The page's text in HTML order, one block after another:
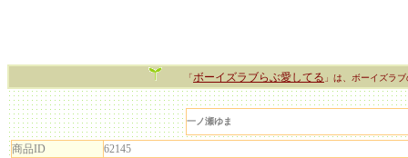
「ボーイズラブらぶ愛してる 」は、ボーイズラ
一ノ瀬ゆま
商品ID
62145